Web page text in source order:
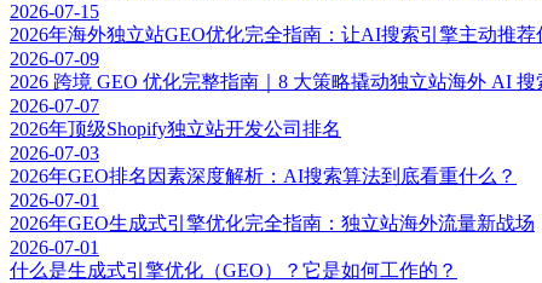
2026-07-15
2026年海外独立站GEO优化完全指南：让AI搜索引擎主动推荐
2026-07-09
2026 跨境 GEO 优化完整指南｜8 大策略撬动独立站海外 AI 搜
2026-07-07
2026年顶级Shopify独立站开发公司排名
2026-07-03
2026年GEO排名因素深度解析：AI搜索算法到底看重什么？
2026-07-01
2026年GEO生成式引擎优化完全指南：独立站海外流量新战场
2026-07-01
什么是生成式引擎优化（GEO）？它是如何工作的？